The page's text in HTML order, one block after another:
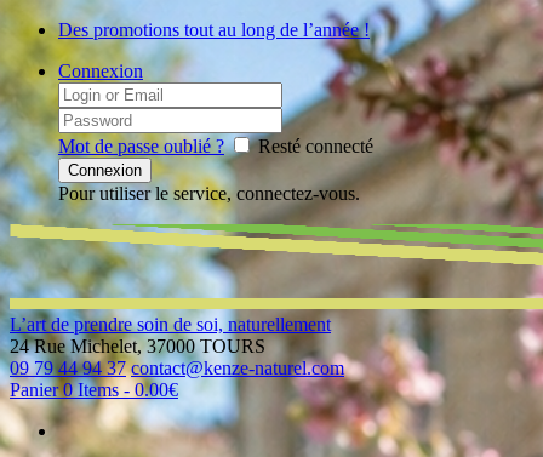
Des promotions tout au long de l’année !
Connexion
Mot de passe oublié ? Resté connecté
Pour utiliser le service, connectez-vous.
L’art de prendre soin de soi, naturellement
24 Rue Michelet, 37000 TOURS
09 79 44 94 37 contact@kenze-naturel.com
Panier 0 Items - 0.00€